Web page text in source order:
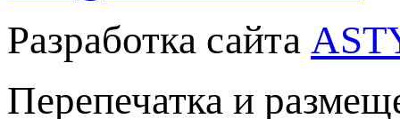
Разработка сайта
Перепечатка и